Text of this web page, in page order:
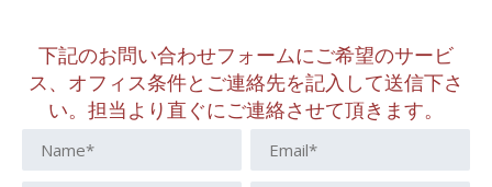
下記のお問い合わせフォームにご希望のサービ
ス、オフィス条件とご連絡先を記入して送信下さ
い。担当より直ぐにご連絡させて頂きます。